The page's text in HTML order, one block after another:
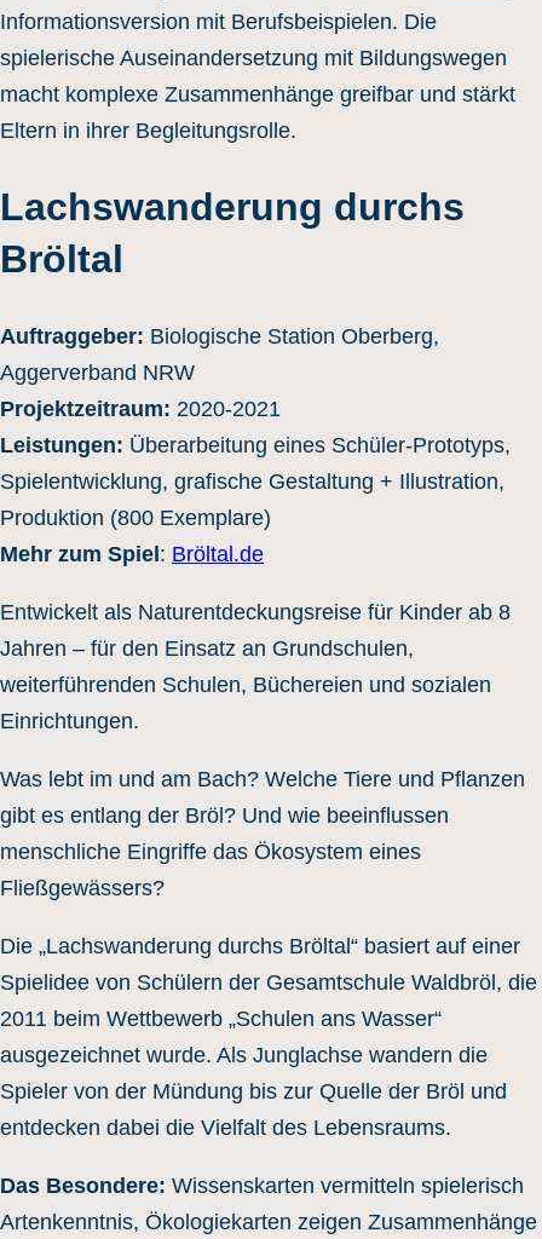
Informationsversion mit Berufsbeispielen. Die
spielerische Auseinandersetzung mit Bildungswegen
macht komplexe Zusammenhänge greifbar und stärkt
Eltern in ihrer Begleitungsrolle.
Lachswanderung durchs
Bröltal
Auftraggeber: Biologische Station Oberberg,
Aggerverband NRW
Projektzeitraum: 2020-2021
Leistungen: Überarbeitung eines Schüler-Prototyps,
Spielentwicklung, grafische Gestaltung + Illustration,
Produktion (800 Exemplare)
Mehr zum Spiel: Bröltal.de
Entwickelt als Naturentdeckungsreise für Kinder ab 8
Jahren – für den Einsatz an Grundschulen,
weiterführenden Schulen, Büchereien und sozialen
Einrichtungen.
Was lebt im und am Bach? Welche Tiere und Pflanzen
gibt es entlang der Bröl? Und wie beeinflussen
menschliche Eingriffe das Ökosystem eines
Fließgewässers?
Die „Lachswanderung durchs Bröltal“ basiert auf einer
Spielidee von Schülern der Gesamtschule Waldbröl, die
2011 beim Wettbewerb „Schulen ans Wasser“
ausgezeichnet wurde. Als Junglachse wandern die
Spieler von der Mündung bis zur Quelle der Bröl und
entdecken dabei die Vielfalt des Lebensraums.
Das Besondere: Wissenskarten vermitteln spielerisch
Artenkenntnis, Ökologiekarten zeigen Zusammenhänge